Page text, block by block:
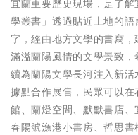
宜蘭重要歷史現場，是了
學叢書」透過貼近土地的
字，經由地方文學的書寫
滿溢蘭陽風情的文學景致
續為蘭陽文學長河注入新
據點合作展售，民眾可以
館、蘭燈空間、默默書店、
春陽號漁港小書房、哲思